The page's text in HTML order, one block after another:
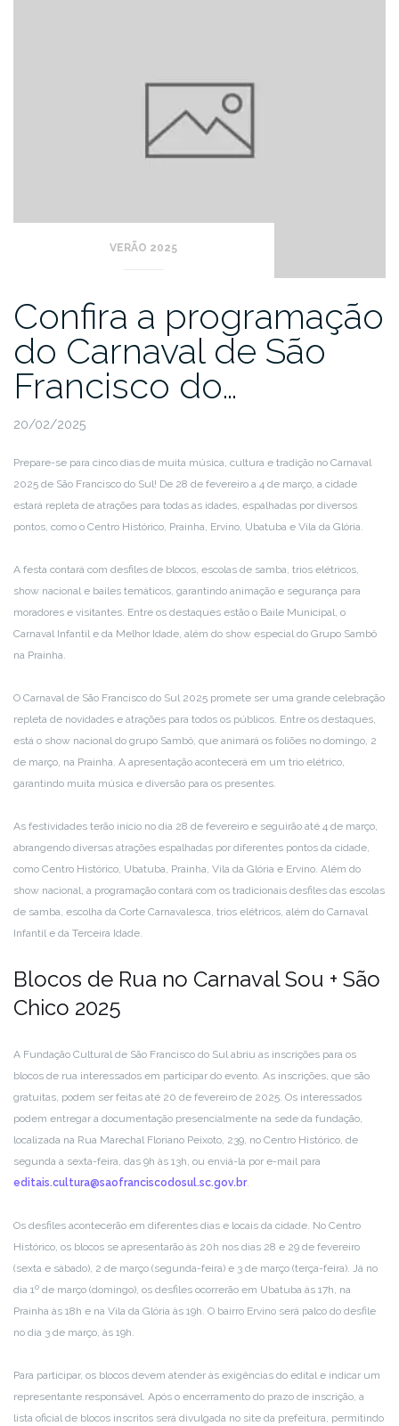
VERÃO 2025
Confira a programação
do Carnaval de São
Francisco do…
20/02/2025
Prepare-se para cinco dias de muita música, cultura e tradição no Carnaval
2025 de São Francisco do Sul! De 28 de fevereiro a 4 de março, a cidade
estará repleta de atrações para todas as idades, espalhadas por diversos
pontos, como o Centro Histórico, Prainha, Ervino, Ubatuba e Vila da Glória.
A festa contará com desfiles de blocos, escolas de samba, trios elétricos,
show nacional e bailes temáticos, garantindo animação e segurança para
moradores e visitantes. Entre os destaques estão o Baile Municipal, o
Carnaval Infantil e da Melhor Idade, além do show especial do Grupo Sambô
na Prainha.
O Carnaval de São Francisco do Sul 2025 promete ser uma grande celebração
repleta de novidades e atrações para todos os públicos. Entre os destaques,
está o show nacional do grupo Sambô, que animará os foliões no domingo, 2
de março, na Prainha. A apresentação acontecerá em um trio elétrico,
garantindo muita música e diversão para os presentes.
As festividades terão início no dia 28 de fevereiro e seguirão até 4 de março,
abrangendo diversas atrações espalhadas por diferentes pontos da cidade,
como Centro Histórico, Ubatuba, Prainha, Vila da Glória e Ervino. Além do
show nacional, a programação contará com os tradicionais desfiles das escolas
de samba, escolha da Corte Carnavalesca, trios elétricos, além do Carnaval
Infantil e da Terceira Idade.
Blocos de Rua no Carnaval Sou + São
Chico 2025
A Fundação Cultural de São Francisco do Sul abriu as inscrições para os
blocos de rua interessados em participar do evento. As inscrições, que são
gratuitas, podem ser feitas até 20 de fevereiro de 2025. Os interessados
podem entregar a documentação presencialmente na sede da fundação,
localizada na Rua Marechal Floriano Peixoto, 239, no Centro Histórico, de
segunda a sexta-feira, das 9h às 13h, ou enviá-la por e-mail para
editais.cultura@saofranciscodosul.sc.gov.br.
Os desfiles acontecerão em diferentes dias e locais da cidade. No Centro
Histórico, os blocos se apresentarão às 20h nos dias 28 e 29 de fevereiro
(sexta e sábado), 2 de março (segunda-feira) e 3 de março (terça-feira). Já no
dia 1º de março (domingo), os desfiles ocorrerão em Ubatuba às 17h, na
Prainha às 18h e na Vila da Glória às 19h. O bairro Ervino será palco do desfile
no dia 3 de março, às 19h.
Para participar, os blocos devem atender às exigências do edital e indicar um
representante responsável. Após o encerramento do prazo de inscrição, a
lista oficial de blocos inscritos será divulgada no site da prefeitura, permitindo